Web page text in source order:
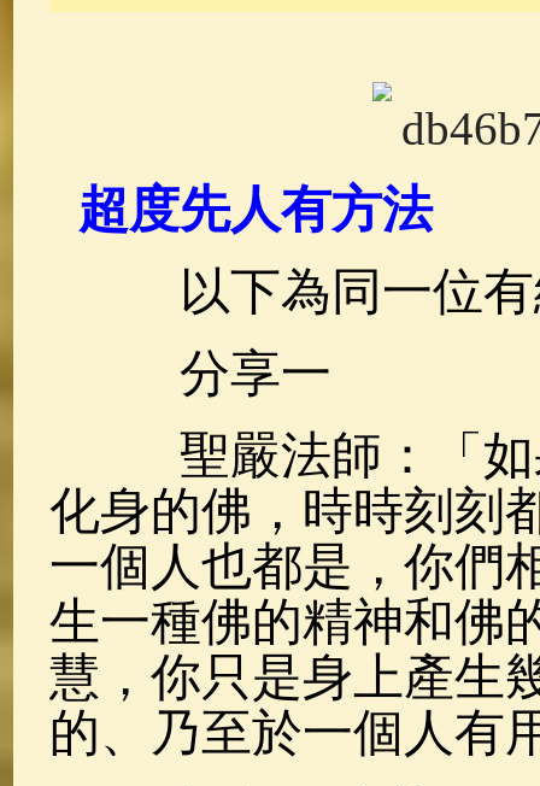
佛說療痔(腫瘤)
超度先人有方法
以下為同一位有
分享一
聖嚴法師：「如
化身的佛，時時刻刻
一個人也都是，你們
生一種佛的精神和佛
慧，你只是身上產生
的、乃至於一個人有